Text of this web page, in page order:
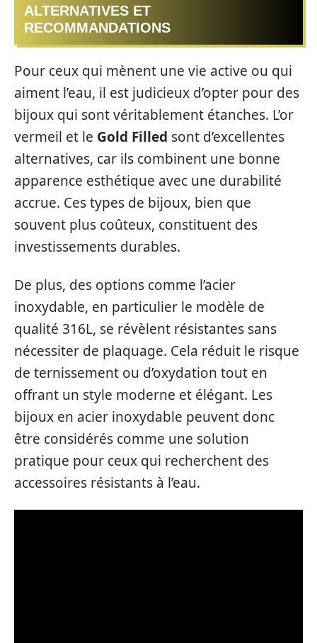
ALTERNATIVES ET
RECOMMANDATIONS
Pour ceux qui mènent une vie active ou qui
aiment l’eau, il est judicieux d’opter pour des
bijoux qui sont véritablement étanches. L’or
vermeil et le Gold Filled sont d’excellentes
alternatives, car ils combinent une bonne
apparence esthétique avec une durabilité
accrue. Ces types de bijoux, bien que
souvent plus coûteux, constituent des
investissements durables.
De plus, des options comme l’acier
inoxydable, en particulier le modèle de
qualité 316L, se révèlent résistantes sans
nécessiter de plaquage. Cela réduit le risque
de ternissement ou d’oxydation tout en
offrant un style moderne et élégant. Les
bijoux en acier inoxydable peuvent donc
être considérés comme une solution
pratique pour ceux qui recherchent des
accessoires résistants à l’eau.